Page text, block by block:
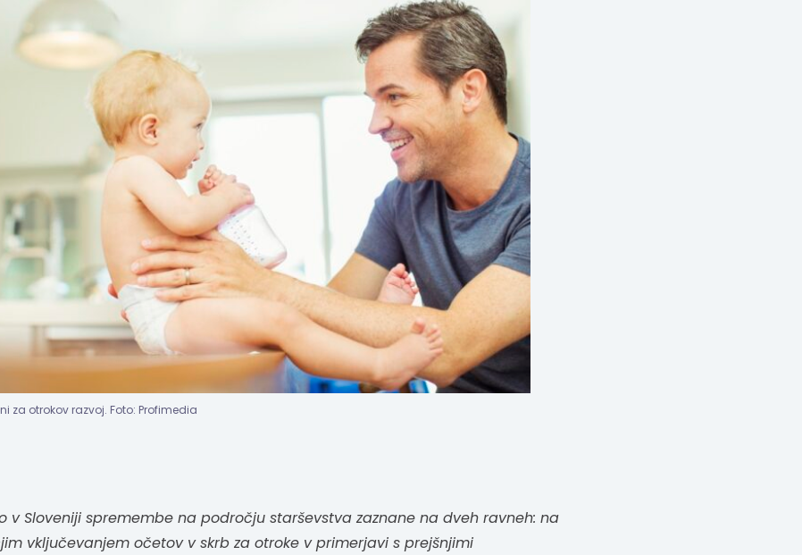
za otrokov razvoj. Foto: Profimedia
v Sloveniji spremembe na področju starševstva zaznane na dveh ravneh: na
vključevanjem očetov v skrb za otroke v primerjavi s prejšnjimi